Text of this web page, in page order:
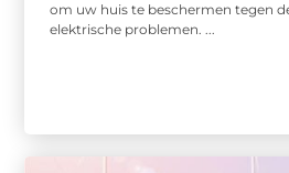
om uw huis te beschermen tegen
elektrische problemen. ...